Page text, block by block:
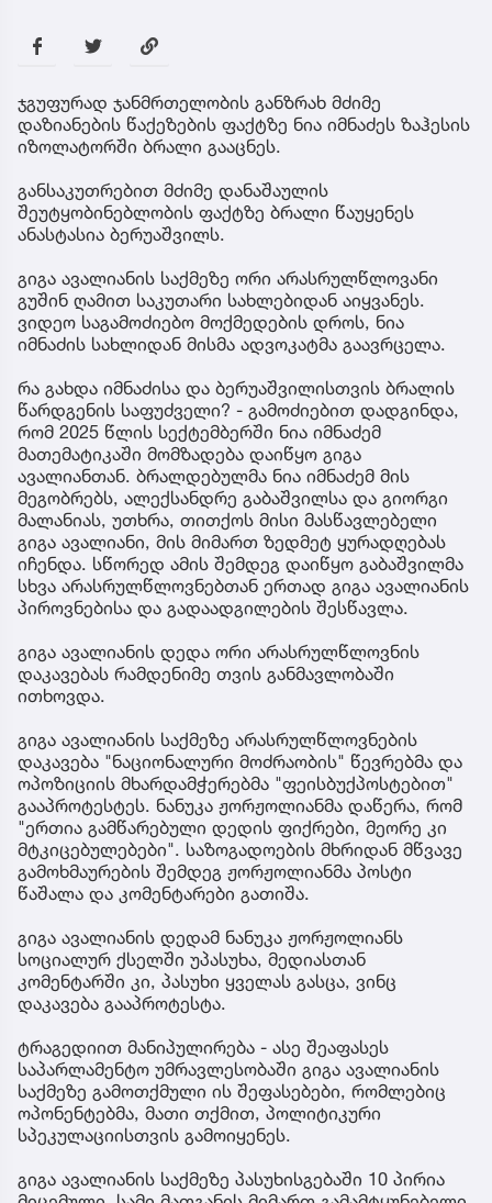
ჯგუფურად ჯანმრთელობის განზრახ მძიმე
დაზიანების წაქეზების ფაქტზე ნია იმნაძეს ზაჰესის
იზოლატორში ბრალი გააცნეს.
განსაკუთრებით მძიმე დანაშაულის
შეუტყობინებლობის ფაქტზე ბრალი წაუყენეს
ანასტასია ბერუაშვილს.
გიგა ავალიანის საქმეზე ორი არასრულწლოვანი
გუშინ ღამით საკუთარი სახლებიდან აიყვანეს.
ვიდეო საგამოძიებო მოქმედების დროს, ნია
იმნაძის სახლიდან მისმა ადვოკატმა გაავრცელა.
რა გახდა იმნაძისა და ბერუაშვილისთვის ბრალის
წარდგენის საფუძველი? - გამოძიებით დადგინდა,
რომ 2025 წლის სექტემბერში ნია იმნაძემ
მათემატიკაში მომზადება დაიწყო გიგა
ავალიანთან. ბრალდებულმა ნია იმნაძემ მის
მეგობრებს, ალექსანდრე გაბაშვილსა და გიორგი
მალანიას, უთხრა, თითქოს მისი მასწავლებელი
გიგა ავალიანი, მის მიმართ ზედმეტ ყურადღებას
იჩენდა. სწორედ ამის შემდეგ დაიწყო გაბაშვილმა
სხვა არასრულწლოვნებთან ერთად გიგა ავალიანის
პიროვნებისა და გადაადგილების შესწავლა.
გიგა ავალიანის დედა ორი არასრულწლოვნის
დაკავებას რამდენიმე თვის განმავლობაში
ითხოვდა.
გიგა ავალიანის საქმეზე არასრულწლოვნების
დაკავება "ნაციონალური მოძრაობის" წევრებმა და
ოპოზიციის მხარდამჭერებმა "ფეისბუქპოსტებით"
გააპროტესტეს. ნანუკა ჟორჟოლიანმა დაწერა, რომ
"ერთია გამწარებული დედის ფიქრები, მეორე კი
მტკიცებულებები". საზოგადოების მხრიდან მწვავე
გამოხმაურების შემდეგ ჟორჟოლიანმა პოსტი
წაშალა და კომენტარები გათიშა.
გიგა ავალიანის დედამ ნანუკა ჟორჟოლიანს
სოციალურ ქსელში უპასუხა, მედიასთან
კომენტარში კი, პასუხი ყველას გასცა, ვინც
დაკავება გააპროტესტა.
ტრაგედიით მანიპულირება - ასე შეაფასეს
საპარლამენტო უმრავლესობაში გიგა ავალიანის
საქმეზე გამოთქმული ის შეფასებები, რომლებიც
ოპონენტებმა, მათი თქმით, პოლიტიკური
სპეკულაციისთვის გამოიყენეს.
გიგა ავალიანის საქმეზე პასუხისგებაში 10 პირია